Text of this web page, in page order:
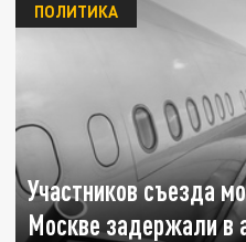
Участников съезда
Москве задержали в
ПОЛИТИКА